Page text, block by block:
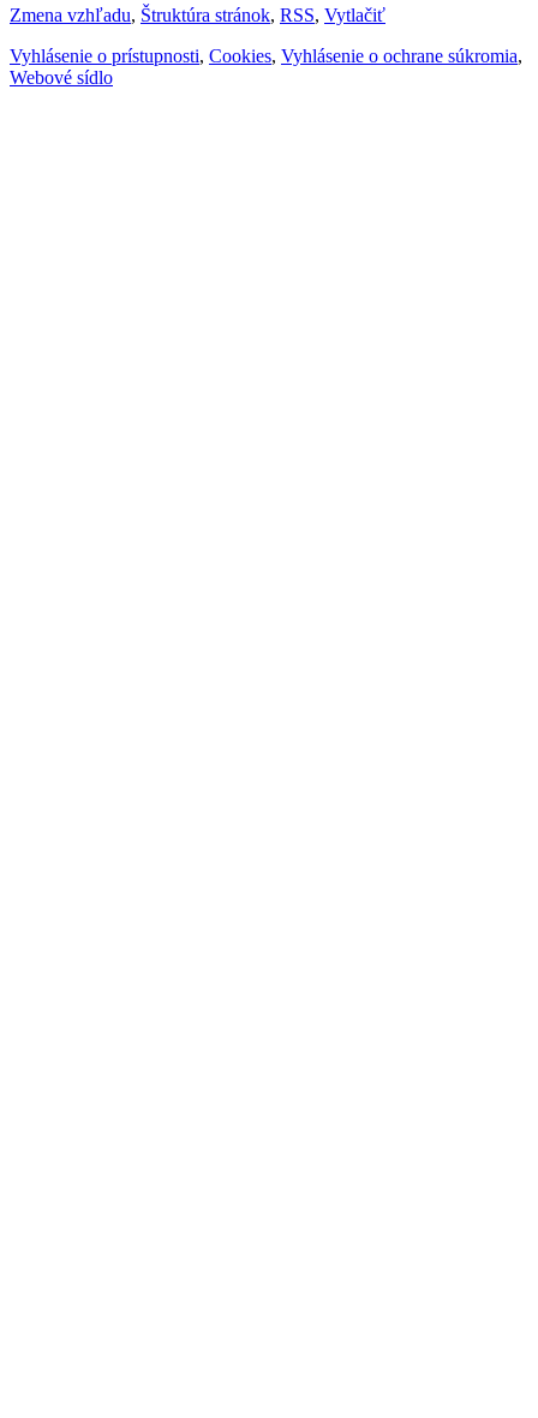
Zmena vzhľadu, Štruktúra stránok, RSS, Vytlačiť
Vyhlásenie o prístupnosti, Cookies, Vyhlásenie o ochrane súkromia,
Webové sídlo